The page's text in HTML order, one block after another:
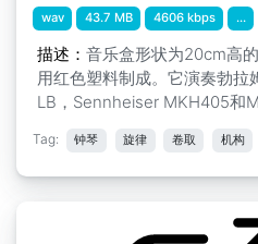
wav 43.7 MB 4606 kbps ...
描述： 音乐盒形状为20cm高
用红色塑料制成。它演奏勃拉
LB，Sennheiser MKH405和
Tag: 钟琴 旋律 卷取 机构